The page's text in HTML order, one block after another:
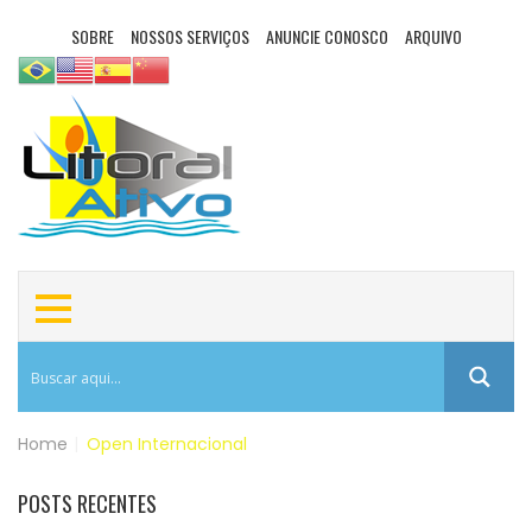
SOBRE NOSSOS SERVIÇOS ANUNCIE CONOSCO ARQUIVO
Home Open Internacional
POSTS RECENTES